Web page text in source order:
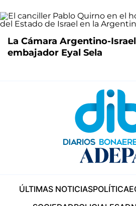
La Cámara Argentino-
embajador Eyal Sela
ÚLTIMAS NOTICIASPOLÍTICA